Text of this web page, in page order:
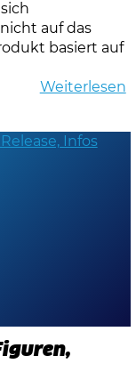
auf das
basiert auf
Weiterlesen